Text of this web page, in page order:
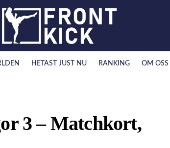
HETAST JUST NU RANKING OM OSS
3 – Matchkort,